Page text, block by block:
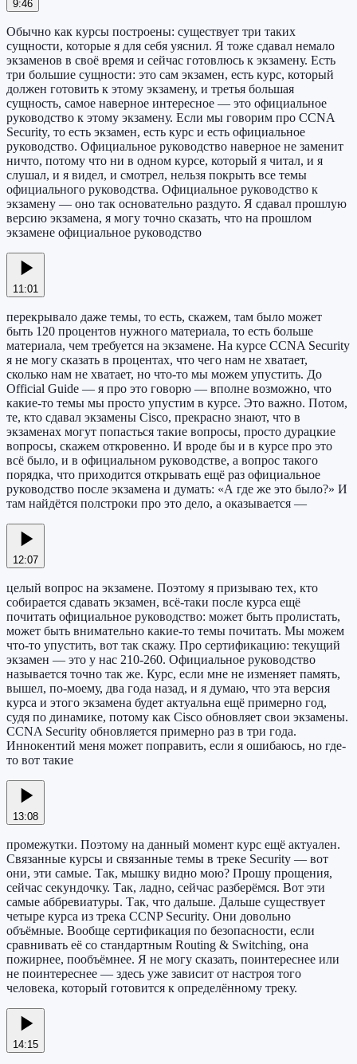
9:46
Обычно как курсы построены: существует три таких
сущности, которые я для себя уяснил. Я тоже сдавал немало
экзаменов в своё время и сейчас готовлюсь к экзамену. Есть
три большие сущности: это сам экзамен, есть курс, который
должен готовить к этому экзамену, и третья большая
сущность, самое наверное интересное — это официальное
руководство к этому экзамену. Если мы говорим про CCNA
Security, то есть экзамен, есть курс и есть официальное
руководство. Официальное руководство наверное не заменит
ничто, потому что ни в одном курсе, который я читал, и я
слушал, и я видел, и смотрел, нельзя покрыть все темы
официального руководства. Официальное руководство к
экзамену — оно так основательно раздуто. Я сдавал прошлую
версию экзамена, я могу точно сказать, что на прошлом
экзамене официальное руководство
11:01
перекрывало даже темы, то есть, скажем, там было может
быть 120 процентов нужного материала, то есть больше
материала, чем требуется на экзамене. На курсе CCNA Security
я не могу сказать в процентах, что чего нам не хватает,
сколько нам не хватает, но что-то мы можем упустить. До
Official Guide — я про это говорю — вполне возможно, что
какие-то темы мы просто упустим в курсе. Это важно. Потом,
те, кто сдавал экзамены Cisco, прекрасно знают, что в
экзаменах могут попасться такие вопросы, просто дурацкие
вопросы, скажем откровенно. И вроде бы и в курсе про это
всё было, и в официальном руководстве, а вопрос такого
порядка, что приходится открывать ещё раз официальное
руководство после экзамена и думать: «А где же это было?» И
там найдётся полстроки про это дело, а оказывается —
12:07
целый вопрос на экзамене. Поэтому я призываю тех, кто
собирается сдавать экзамен, всё-таки после курса ещё
почитать официальное руководство: может быть пролистать,
может быть внимательно какие-то темы почитать. Мы можем
что-то упустить, вот так скажу. Про сертификацию: текущий
экзамен — это у нас 210-260. Официальное руководство
называется точно так же. Курс, если мне не изменяет память,
вышел, по-моему, два года назад, и я думаю, что эта версия
курса и этого экзамена будет актуальна ещё примерно год,
судя по динамике, потому как Cisco обновляет свои экзамены.
CCNA Security обновляется примерно раз в три года.
Иннокентий меня может поправить, если я ошибаюсь, но где-
то вот такие
13:08
промежутки. Поэтому на данный момент курс ещё актуален.
Связанные курсы и связанные темы в треке Security — вот
они, эти самые. Так, мышку видно мою? Прошу прощения,
сейчас секундочку. Так, ладно, сейчас разберёмся. Вот эти
самые аббревиатуры. Так, что дальше. Дальше существует
четыре курса из трека CCNP Security. Они довольно
объёмные. Вообще сертификация по безопасности, если
сравнивать её со стандартным Routing & Switching, она
пожирнее, пообъёмнее. Я не могу сказать, поинтереснее или
не поинтереснее — здесь уже зависит от настроя того
человека, который готовится к определённому треку.
14:15